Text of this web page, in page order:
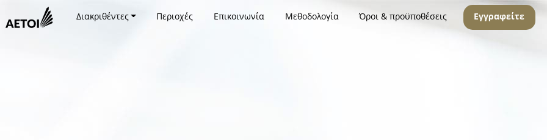
Διακριθέντες Περιοχές Επικοινωνία Μεθοδολογία Όροι & προϋποθέσεις Εγγραφείτε